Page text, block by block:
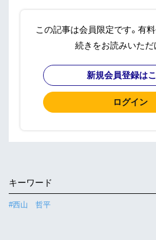
この記事は会員限定です。有
続きをお読みいただ
新規会員登録は
ログイン
キーワード
#西山 哲平